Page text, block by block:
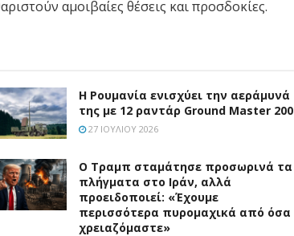
αμοιβαίες θέσεις και προσδοκίες.
Η Ρουμανία ενισχύει την αεράμυνά
της με 12 ραντάρ Ground Master 200
27 ΙΟΥΛΊΟΥ 2026
Ο Τραμπ σταμάτησε προσωρινά τα
πλήγματα στο Ιράν, αλλά
προειδοποιεί: «Έχουμε
περισσότερα πυρομαχικά από όσα
χρειαζόμαστε»